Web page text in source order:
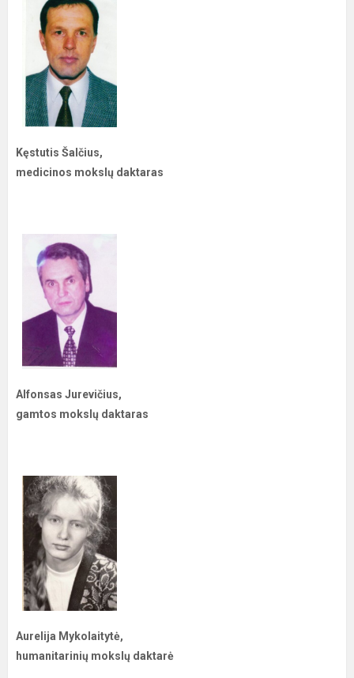
Kęstutis Šalčius,
medicinos mokslų daktaras
Alfonsas Jurevičius,
gamtos mokslų daktaras
Aurelija Mykolaitytė,
humanitarinių mokslų daktarė